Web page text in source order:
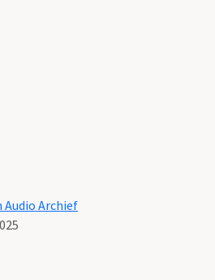
Audio Archief